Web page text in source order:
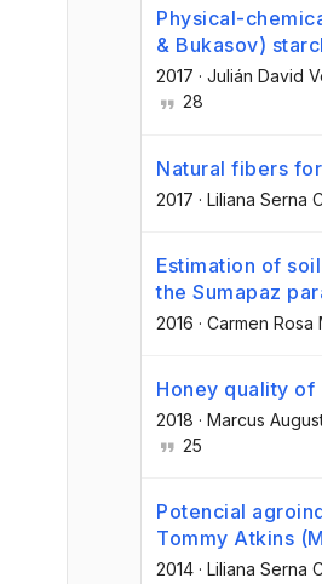
Physical-
& Bukasov)
2017 · Julián David
28
Natural fibers
2017 · Liliana Serna
Estimation of
the Sumapaz
2016 · Carmen Rosa
Honey quality of
2018 · Marcus
25
Potencial
Tommy Atkins
2014 · Liliana Serna